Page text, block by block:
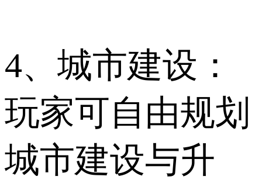
4、城市建设：
玩家可自由规划
城市建设与升